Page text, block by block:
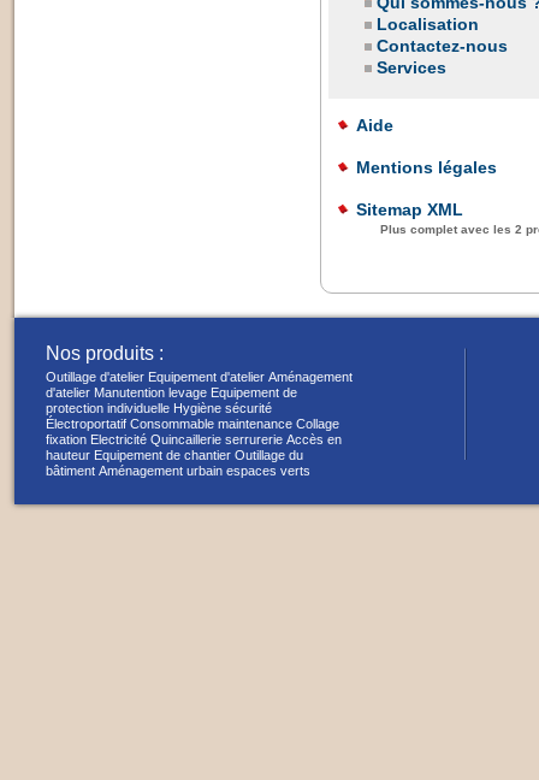
Localisation
Contactez-nous
Services
Aide
Mentions légales
Sitemap XML
Plus complet avec les 2
Nos produits :
Outillage d'atelier Equipement d'atelier Aménagement
d'atelier Manutention levage Equipement de
protection individuelle Hygiène sécurité
Électroportatif Consommable maintenance Collage
fixation Electricité Quincaillerie serrurerie Accès en
hauteur Equipement de chantier Outillage du
bâtiment Aménagement urbain espaces verts